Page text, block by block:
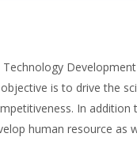
is to drive the
In
human resource as